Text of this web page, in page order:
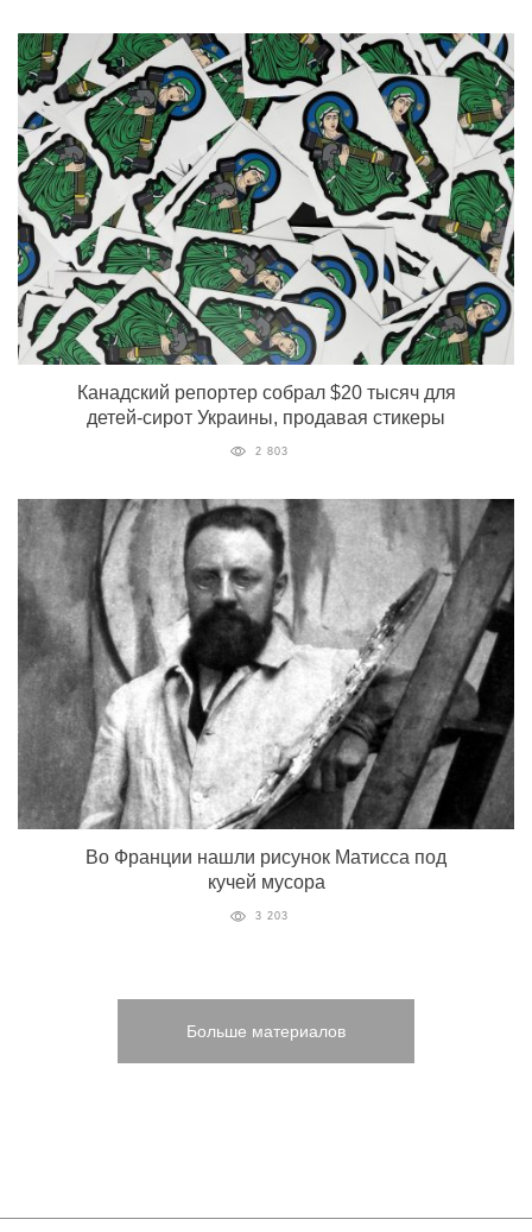
Канадский репортер собрал $20 тысяч для
детей-сирот Украины, продавая стикеры
2 803
Во Франции нашли рисунок Матисса под
кучей мусора
3 203
Больше материалов